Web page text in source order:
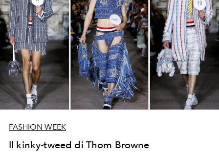
FASHION WEEK
Il kinky-tweed di Thom Browne